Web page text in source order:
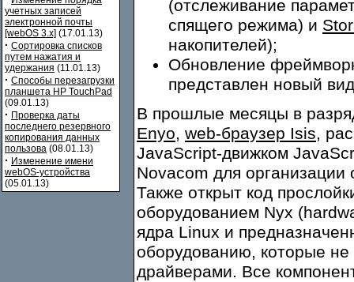
учетных записей
электронной почты
[webOS 3.x] (17.01.13)
· Сортировка списков
путем нажатия и
удержания (11.01.13)
· Способы перезагрузки
планшета HP TouchPad
(09.01.13)
· Проверка даты
последнего резервного
копирования данных
пользова (08.01.13)
· Изменение имени
webOS-устройства
(05.01.13)
(отслеживание
спящего режима) и
накопителей);
Обновление
представлен новый
В прошлые месяцы в
Enyo, web-браузер Isis,
JavaScript-движком
Novacom для организации
Также открыт код
оборудованием Nyx
ядра Linux и
оборудованию, которые
драйверами. Все